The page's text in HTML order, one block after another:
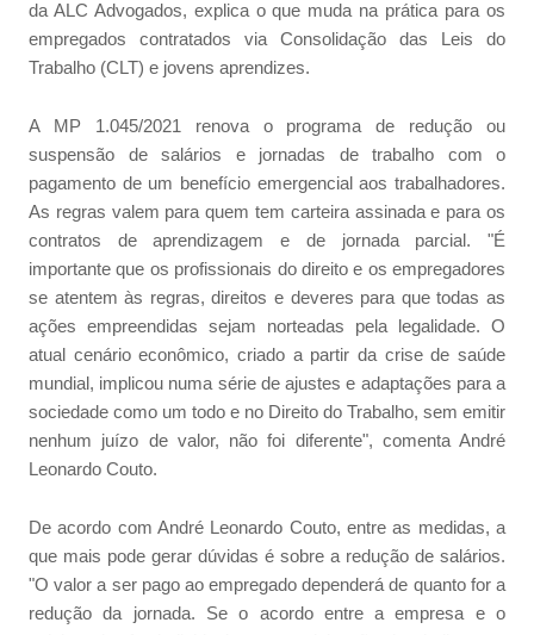
da ALC Advogados, explica o que muda na prática para os
empregados contratados via Consolidação das Leis do
Trabalho (CLT) e jovens aprendizes.
A MP 1.045/2021 renova o programa de redução ou
suspensão de salários e jornadas de trabalho com o
pagamento de um benefício emergencial aos trabalhadores.
As regras valem para quem tem carteira assinada e para os
contratos de aprendizagem e de jornada parcial. "É
importante que os profissionais do direito e os empregadores
se atentem às regras, direitos e deveres para que todas as
ações empreendidas sejam norteadas pela legalidade. O
atual cenário econômico, criado a partir da crise de saúde
mundial, implicou numa série de ajustes e adaptações para a
sociedade como um todo e no Direito do Trabalho, sem emitir
nenhum juízo de valor, não foi diferente", comenta André
Leonardo Couto.
De acordo com André Leonardo Couto, entre as medidas, a
que mais pode gerar dúvidas é sobre a redução de salários.
"O valor a ser pago ao empregado dependerá de quanto for a
redução da jornada. Se o acordo entre a empresa e o